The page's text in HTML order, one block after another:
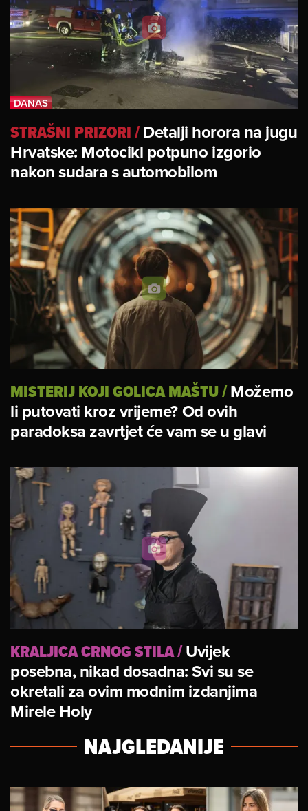
STRAŠNI PRIZORI/Detalji horora na jugu
Hrvatske: Motocikl potpuno izgorio
nakon sudara s automobilom
MISTERIJ KOJI GOLICA MAŠTU/Možemo
li putovati kroz vrijeme? Od ovih
paradoksa zavrtjet će vam se u glavi
KRALJICA CRNOG STILA/Uvijek
posebna, nikad dosadna: Svi su se
okretali za ovim modnim izdanjima
Mirele Holy
NAJGLEDANIJE